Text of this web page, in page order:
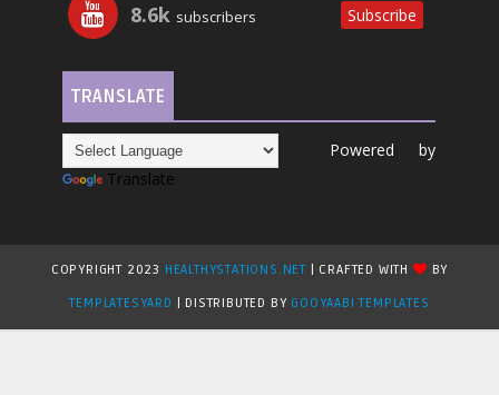
8.6k subscribers Subscribe
TRANSLATE
Powered by
Translate
COPYRIGHT 2023 HEALTHYSTATIONS.NET | CRAFTED WITH
BY
TEMPLATESYARD
| DISTRIBUTED BY GOOYAABI TEMPLATES